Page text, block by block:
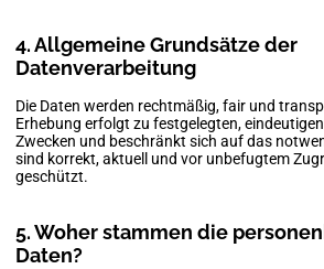
4. Allgemeine Grundsätze der
Datenverarbeitung
Die Daten werden rechtmäßig, fair und
Erhebung erfolgt zu festgelegten,
Zwecken und beschränkt sich auf das
sind korrekt, aktuell und vor unbefugtem
geschützt.
5. Woher stammen die
Daten?